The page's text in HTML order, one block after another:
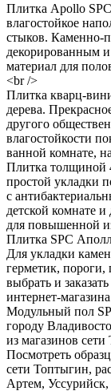
Плитка Apollo
влагостойкое
стыков. Каменно-
декорированным
материал для
<br />
Плитка кварц-
дерева.
другого
влагостойкости
ванной комнате,
Плитка толщиной
простой укладки
с
детской комнате
для повышенной
Плитка SPC
Для укладки
герметик,
выбрать и
интернет-
Модульный пол
городу
из магазинов
Посмотреть
сети Топтыгин,
Артем,